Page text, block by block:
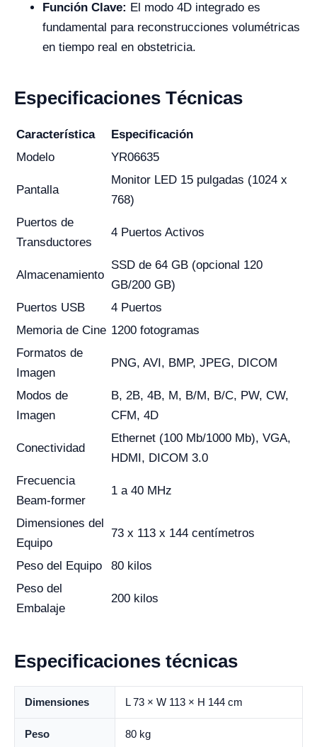
Función Clave: El modo 4D integrado es
fundamental para reconstrucciones volumétricas
en tiempo real en obstetricia.
Especificaciones Técnicas
Característica
Especificación
Modelo
YR06635
Pantalla
Monitor LED 15 pulgadas (1024 x
768)
Puertos de
Transductores
4 Puertos Activos
Almacenamiento
SSD de 64 GB (opcional 120
GB/200 GB)
Puertos USB
4 Puertos
Memoria de Cine 1200 fotogramas
Formatos de
Imagen
PNG, AVI, BMP, JPEG, DICOM
Modos de
Imagen
B, 2B, 4B, M, B/M, B/C, PW, CW,
CFM, 4D
Conectividad
Ethernet (100 Mb/1000 Mb), VGA,
HDMI, DICOM 3.0
Frecuencia
Beam-former
1 a 40 MHz
Dimensiones del
Equipo
73 x 113 x 144 centímetros
Peso del Equipo
80 kilos
Peso del
Embalaje
200 kilos
Especificaciones técnicas
Dimensiones L 73 × W 113 × H 144 cm
Peso 80 kg